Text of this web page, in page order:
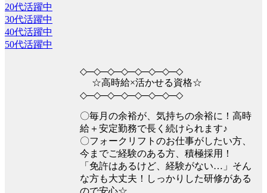
20代活躍中
30代活躍中
40代活躍中
50代活躍中
◇─◇─◇─◇─◇─◇─◇─◇
☆高時給×活かせる資格☆
◇─◇─◇─◇─◇─◇─◇─◇
〇毎月の余裕が、気持ちの余裕に！高時
給＋安定勤務で長く続けられます♪
〇フォークリフトのお仕事がしたい方、
今までご経験のある方、積極採用！
「免許はあるけど、経験がない…」そん
な方も大丈夫！しっかりした研修がある
ので安心☆